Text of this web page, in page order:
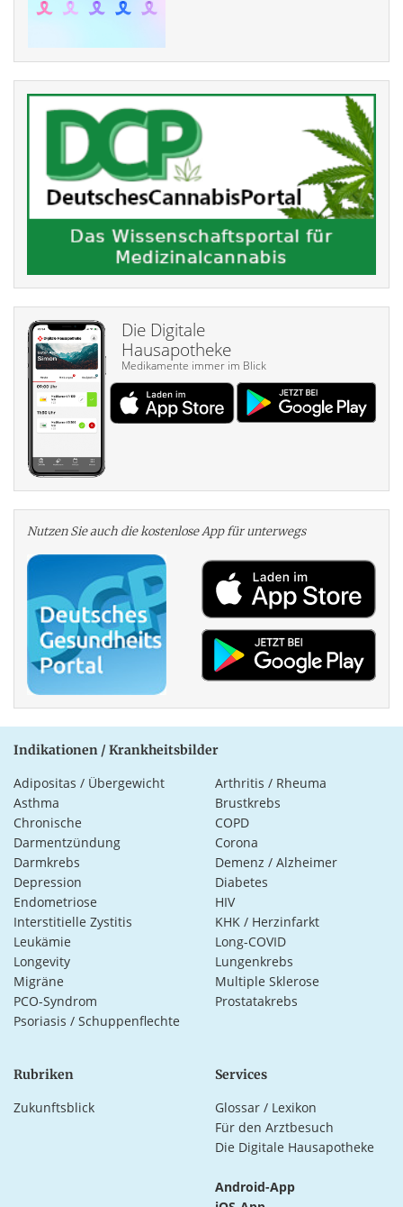
Die Digitale
Hausapotheke
Medikamente immer im Blick
Nutzen Sie auch die kosten­lose App für unterwegs
Indikationen / Krankheitsbilder
Adipositas / Übergewicht
Arthritis / Rheuma
Asthma
Brustkrebs
Chronische
Darmentzündung
COPD
Corona
Darmkrebs
Demenz / Alzheimer
Depression
Diabetes
Endometriose
HIV
Interstitielle Zystitis
KHK / Herzinfarkt
Leukämie
Long-COVID
Longevity
Lungenkrebs
Migräne
Multiple Sklerose
PCO-Syndrom
Prostatakrebs
Psoriasis / Schuppenflechte
Rubriken
Zukunftsblick
Services
Glossar / Lexikon
Für den Arztbesuch
Die Digitale Hausapotheke
Android-App